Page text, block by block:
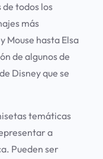
de todos los
más
Mouse hasta Elsa
de algunos de
Disney que se
temáticas
a
Pueden ser